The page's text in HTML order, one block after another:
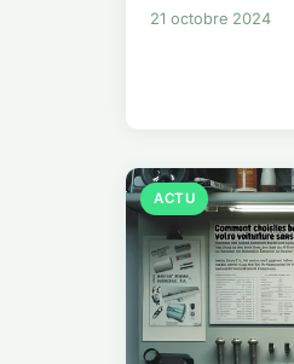
21 octobre 2024
ACTU